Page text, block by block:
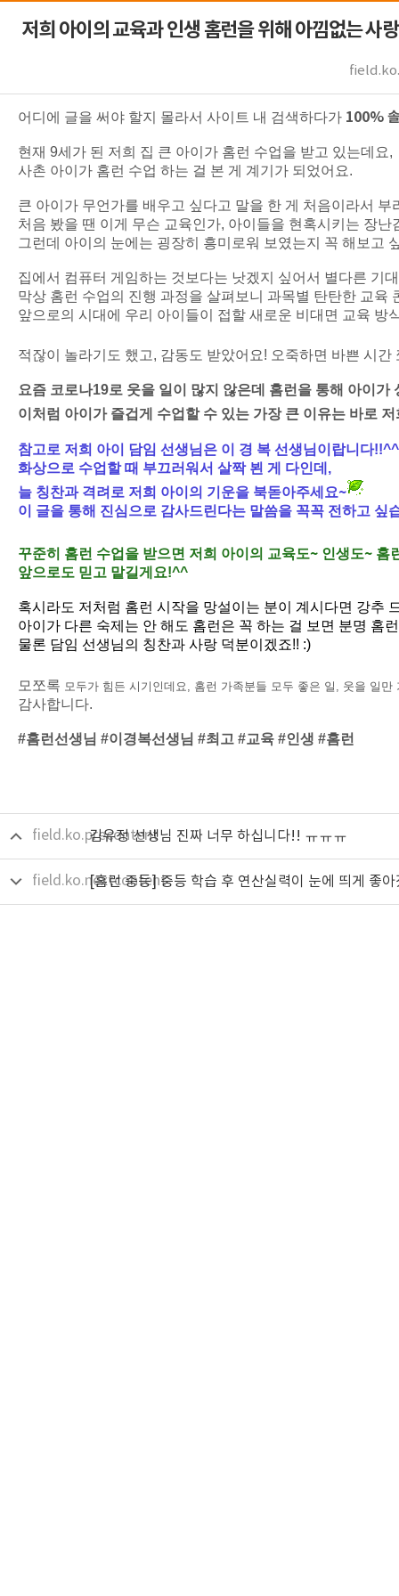
저희 아이의 교육과 인생 홈런을 위해 아낌없는
어디에 글을 써야 할지 몰라서 사이트 내 검색하다가 100%
현재 9세가 된 저희 집 큰 아이가 홈런 수업을 받고 있는데요,
사촌 아이가 홈런 수업 하는 걸 본 게 계기가 되었어요.
큰 아이가 무언가를 배우고 싶다고 말을 한 게 처음이라서
처음 봤을 땐 이게 무슨 교육인가, 아이들을 현혹시키는 장난
그런데 아이의 눈에는 굉장히 흥미로워 보였는지 꼭 해보고
집에서 컴퓨터 게임하는 것보다는 낫겠지 싶어서 별다른 기
막상 홈런 수업의 진행 과정을 살펴보니 과목별 탄탄한 교
앞으로의 시대에 우리 아이들이 접할 새로운 비대면 교육 방
적잖이 놀라기도 했고, 감동도 받았어요! 오죽하면 바쁜 시간
요즘 코로나19로 웃을 일이 많지 않은데 홈런을 통해 아이
이처럼 아이가 즐겁게 수업할 수 있는 가장 큰 이유는 바로
참고로 저희 아이 담임 선생님은 이 경 복 선생님이랍니다!!^^
화상으로 수업할 때 부끄러워서 살짝 뵌 게 다인데 ,
늘 칭찬과 격려로 저희 아이의 기운을 북돋아주세요~
이 글을 통해 진심으로 감사드린다는 말씀을 꼭꼭 전하고 싶
꾸준히 홈런 수업을 받으면 저희 아이의 교육도~ 인생도~ 홈
앞으로도 믿고 맡길게요!^^
혹시라도 저처럼 홈런 시작을 망설이는 분이 계시다면 강추
아이가 다른 숙제는 안 해도 홈런은 꼭 하는 걸 보면 분명 홈
물론 담임 선생님의 칭찬과 사랑 덕분이겠죠!! :)
모쪼록 모두가 힘든 시기인데요, 홈런 가족분들 모두 좋은 일 , 웃을 일만
감사합니다.
#홈런선생님 #이경복선생님 #최고 #교육 #인생 #홈런
field.ko.precontent
김유정 선생님 진짜 너무 하십니다!! ㅠㅠㅠ
field.ko.nextcontent
[홈런 중등] 중등 학습 후 연산실력이 눈에 띄게 좋아